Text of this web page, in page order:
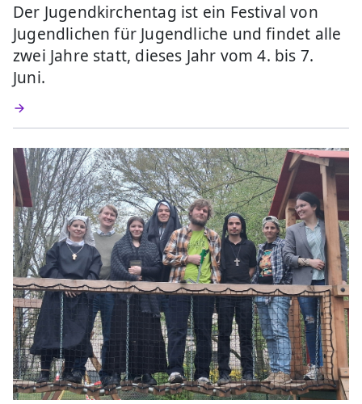
Der Jugendkirchentag ist ein Festival von
Jugendlichen für Jugendliche und findet alle
zwei Jahre statt, dieses Jahr vom 4. bis 7.
Juni.